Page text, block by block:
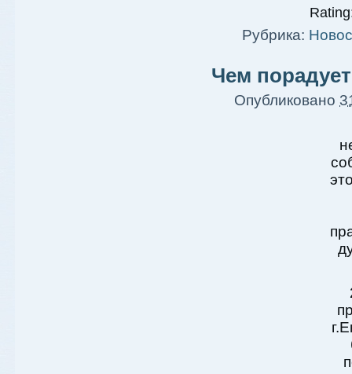
Рубрика:
Чем
Опубликовано